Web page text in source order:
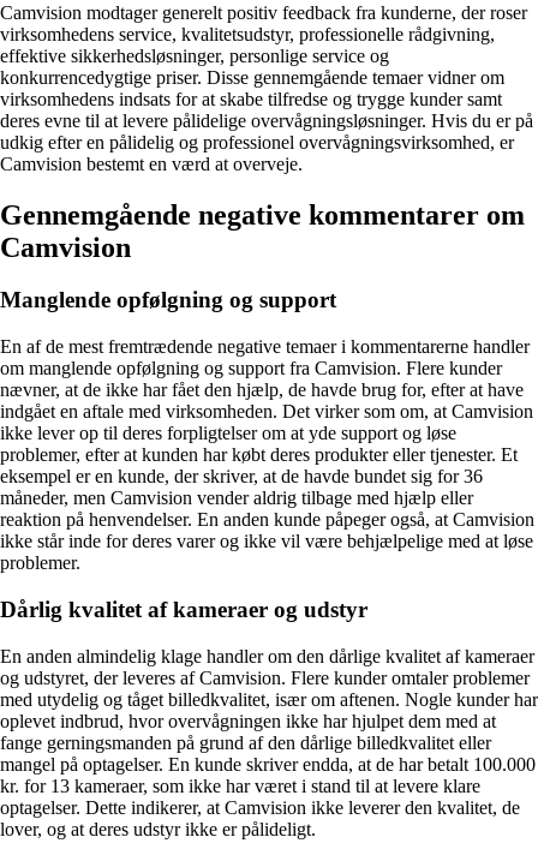
Camvision modtager generelt positiv feedback fra kunderne, der roser
virksomhedens service, kvalitetsudstyr, professionelle rådgivning,
effektive sikkerhedsløsninger, personlige service og
konkurrencedygtige priser. Disse gennemgående temaer vidner om
virksomhedens indsats for at skabe tilfredse og trygge kunder samt
deres evne til at levere pålidelige overvågningsløsninger. Hvis du er på
udkig efter en pålidelig og professionel overvågningsvirksomhed, er
Camvision bestemt en værd at overveje.
Gennemgående negative kommentarer om
Camvision
Manglende opfølgning og support
En af de mest fremtrædende negative temaer i kommentarerne handler
om manglende opfølgning og support fra Camvision. Flere kunder
nævner, at de ikke har fået den hjælp, de havde brug for, efter at have
indgået en aftale med virksomheden. Det virker som om, at Camvision
ikke lever op til deres forpligtelser om at yde support og løse
problemer, efter at kunden har købt deres produkter eller tjenester. Et
eksempel er en kunde, der skriver, at de havde bundet sig for 36
måneder, men Camvision vender aldrig tilbage med hjælp eller
reaktion på henvendelser. En anden kunde påpeger også, at Camvision
ikke står inde for deres varer og ikke vil være behjælpelige med at løse
problemer.
Dårlig kvalitet af kameraer og udstyr
En anden almindelig klage handler om den dårlige kvalitet af kameraer
og udstyret, der leveres af Camvision. Flere kunder omtaler problemer
med utydelig og tåget billedkvalitet, især om aftenen. Nogle kunder har
oplevet indbrud, hvor overvågningen ikke har hjulpet dem med at
fange gerningsmanden på grund af den dårlige billedkvalitet eller
mangel på optagelser. En kunde skriver endda, at de har betalt 100.000
kr. for 13 kameraer, som ikke har været i stand til at levere klare
optagelser. Dette indikerer, at Camvision ikke leverer den kvalitet, de
lover, og at deres udstyr ikke er pålideligt.